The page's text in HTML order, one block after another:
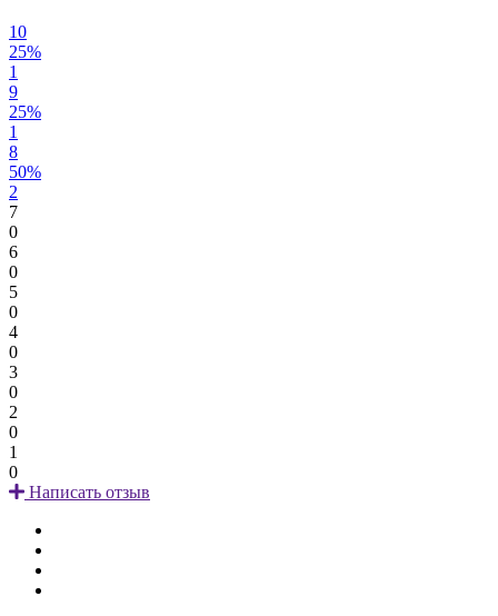
10
25%
1
9
25%
1
8
50%
2
7
0
6
0
5
0
4
0
3
0
2
0
1
0
Написать отзыв